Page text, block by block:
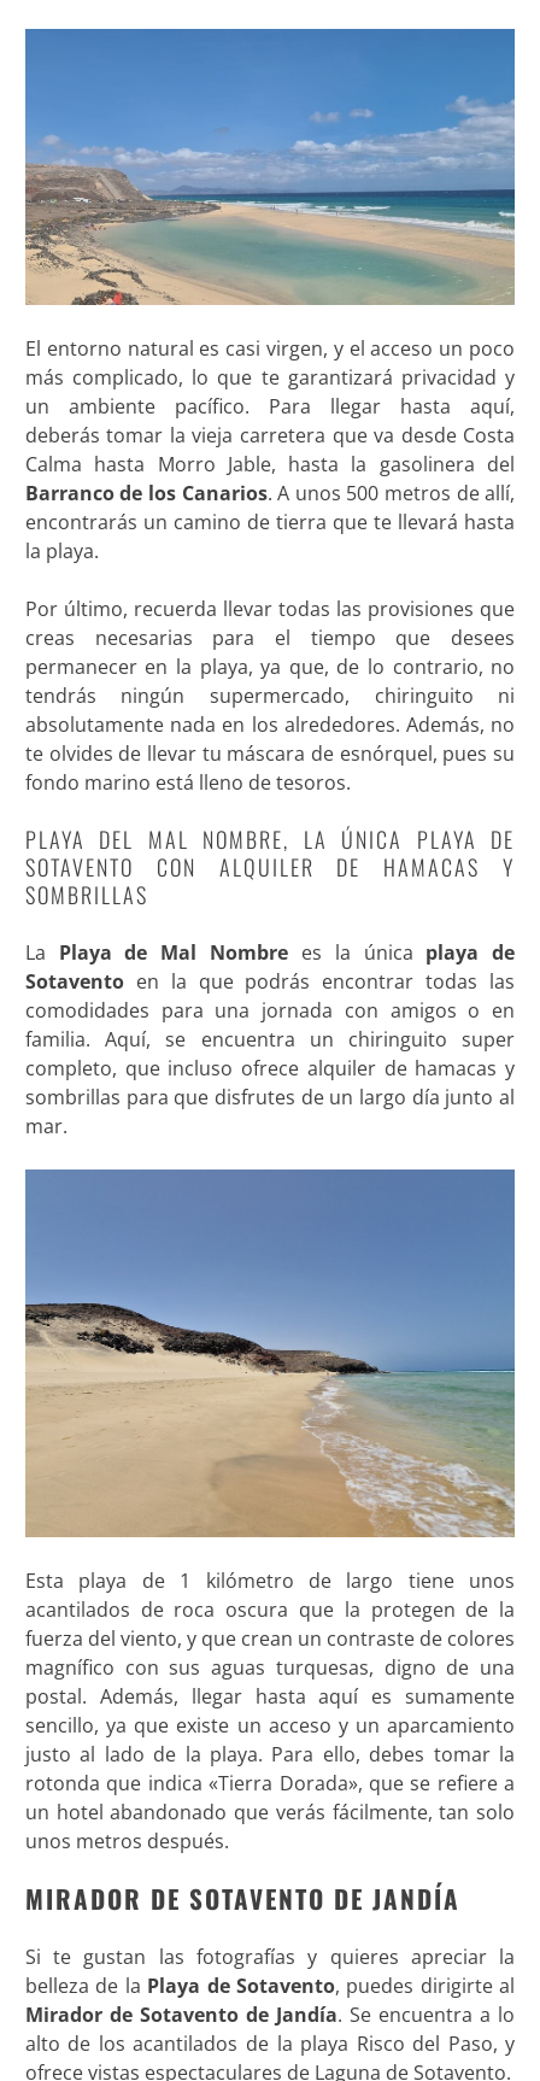
El entorno natural es casi virgen, y el acceso un poco
más complicado, lo que te garantizará privacidad y
un ambiente pacífico. Para llegar hasta aquí,
deberás tomar la vieja carretera que va desde Costa
Calma hasta Morro Jable, hasta la gasolinera del
Barranco de los Canarios. A unos 500 metros de allí,
encontrarás un camino de tierra que te llevará hasta
la playa.
Por último, recuerda llevar todas las provisiones que
creas necesarias para el tiempo que desees
permanecer en la playa, ya que, de lo contrario, no
tendrás ningún supermercado, chiringuito ni
absolutamente nada en los alrededores. Además, no
te olvides de llevar tu máscara de esnórquel, pues su
fondo marino está lleno de tesoros.
PLAYA DEL MAL NOMBRE, LA ÚNICA PLAYA DE
SOTAVENTO CON ALQUILER DE HAMACAS Y
SOMBRILLAS
La Playa de Mal Nombre es la única playa de
Sotaventoen la que podrás encontrar todas las
comodidades para una jornada con amigos o en
familia. Aquí, se encuentra un chiringuito super
completo, que incluso ofrece alquiler de hamacas y
sombrillas para que disfrutes de un largo día junto al
mar.
Esta playa de 1 kilómetro de largo tiene unos
acantilados de roca oscura que la protegen de la
fuerza del viento, y que crean un contraste de colores
magnífico con sus aguas turquesas, digno de una
postal. Además, llegar hasta aquí es sumamente
sencillo, ya que existe un acceso y un aparcamiento
justo al lado de la playa. Para ello, debes tomar la
rotonda que indica «Tierra Dorada», que se refiere a
un hotel abandonado que verás fácilmente, tan solo
unos metros después.
MIRADOR DE SOTAVENTO DE JANDÍA
Si te gustan las fotografías y quieres apreciar la
belleza de la Playa de Sotavento, puedes dirigirte al
Mirador de Sotavento de Jandía. Se encuentra a lo
alto de los acantilados de la playa Risco del Paso, y
ofrece vistas espectaculares de Laguna de Sotavento.